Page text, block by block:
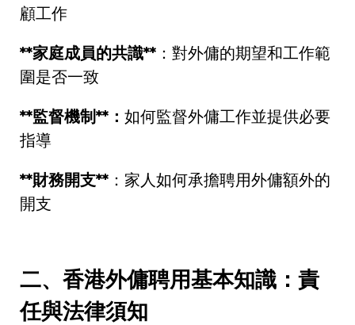
顧工作
**家庭成員的共識** ：對外傭的期望和工作範
圍是否一致
**監督機制** ： 如何監督外傭工作並提供必要
指導
**財務開支** ：家人如何承擔聘用外傭額外的
開支
二、香港外傭聘用基本知識：責
任與法律須知